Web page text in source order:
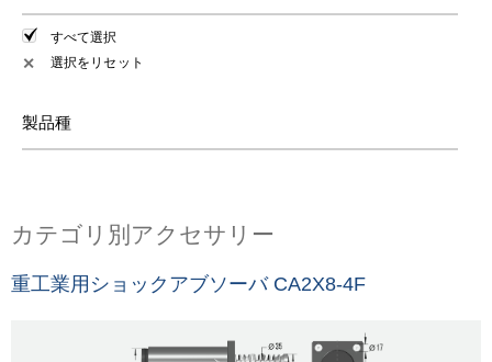
すべて選択
✕ 選択をリセット
製品種
カテゴリ別アクセサリー
重工業用ショックアブソーバ CA2X8-4F